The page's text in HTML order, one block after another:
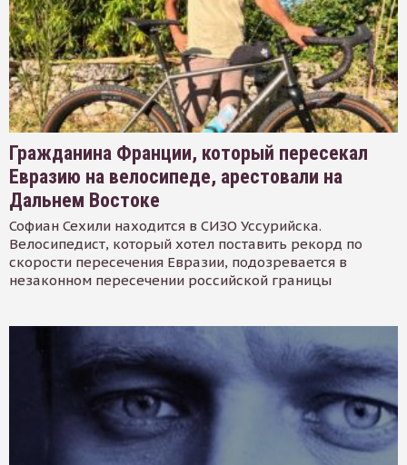
Гражданина Франции, который пересекал
Евразию на велосипеде, арестовали на
Дальнем Востоке
Софиан Сехили находится в СИЗО Уссурийска.
Велосипедист, который хотел поставить рекорд по
скорости пересечения Евразии, подозревается в
незаконном пересечении российской границы